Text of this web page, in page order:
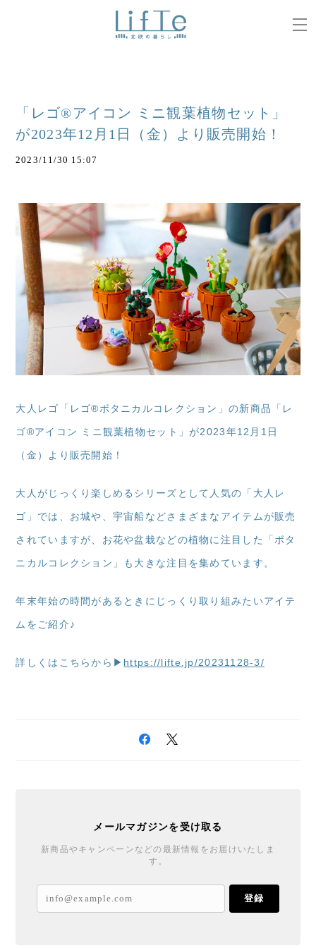
「レゴ®アイコン ミニ観葉植物セット」
が2023年12月1日（金）より販売開始！
2023/11/30 15:07
大人レゴ「レゴ®ボタニカルコレクション」の新商品「レ
ゴ®アイコン ミニ観葉植物セット」が2023年12月1日
（金）より販売開始！
大人がじっくり楽しめるシリーズとして人気の「大人レ
ゴ」では、お城や、宇宙船などさまざまなアイテムが販売
されていますが、お花や盆栽などの植物に注目した「ボタ
ニカルコレクション」も大きな注目を集めています。
年末年始の時間があるときにじっくり取り組みたいアイテ
ムをご紹介♪
詳しくはこちらから▶ https://lifte.jp/20231128-3/
メールマガジンを受け取る
新商品やキャンペーンなどの最新情報をお届けいたしま
す。
登録